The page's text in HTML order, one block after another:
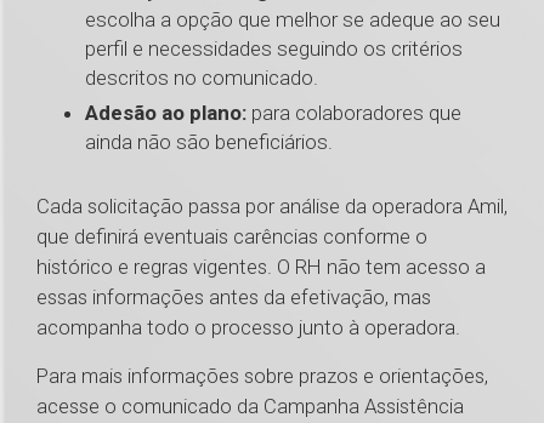
escolha a opção que melhor se adeque ao seu
perfil e necessidades seguindo os critérios
descritos no comunicado.
Adesão ao plano: para colaboradores que
ainda não são beneficiários.
Cada solicitação passa por análise da operadora Amil,
que definirá eventuais carências conforme o
histórico e regras vigentes. O RH não tem acesso a
essas informações antes da efetivação, mas
acompanha todo o processo junto à operadora.
Para mais informações sobre prazos e orientações,
acesse o comunicado da Campanha Assistência